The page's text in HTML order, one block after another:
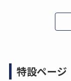
特設ページ